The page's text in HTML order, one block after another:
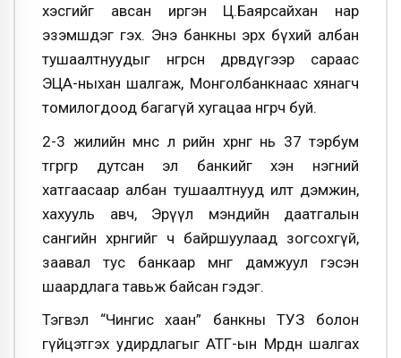
хэсгийг авсан иргэн Ц.Баярсайхан нар
эзэмшдэг гэх. Энэ банкны эрх бүхий албан
тушаалтнуудыг өнгөрсөн дөрөвдүгээр сараас
ЭЦА-ныхан шалгаж, Монголбанкнаас хянагч
томилогдоод багагүй хугацаа өнгөрч буй.
2-3 жилийн өмнөөс л өөрийн хөрөнгө нь 37 тэрбум
төгрөгөөр дутсан эл банкийг хэн нэгний
хатгаасаар албан тушаалтнууд илт дэмжин,
хахууль авч, Эрүүл мэндийн даатгалын
сангийн хөрөнгийг ч байршуулаад зогсохгүй,
заавал тус банкаар мөнгөө дамжуул гэсэн
шаардлага тавьж байсан гэдэг.
Тэгвэл “Чингис хаан” банкны ТУЗ болон
гүйцэтгэх удирдлагыг АТГ-ын Мөрдөн шалгах